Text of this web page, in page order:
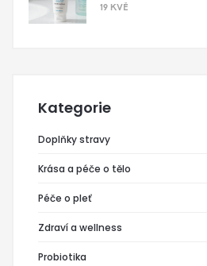
19 KVĚ
Kategorie
Doplňky stravy
Krása a péče o tělo
Péče o pleť
Zdraví a wellness
Probiotika